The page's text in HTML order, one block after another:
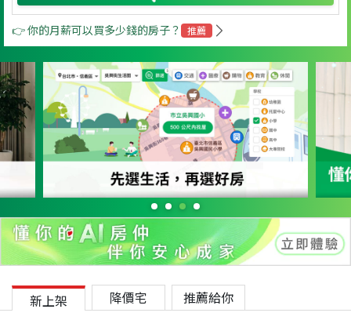
👉 你的月薪可以買多少錢的房子？ 推薦
新上架 降價宅 推薦給你